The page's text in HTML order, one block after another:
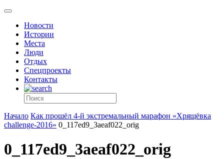
Новости
Истории
Места
Люди
Отдых
Спецпроекты
Контакты
Начало Как прошёл 4-й экстремальный марафон «Хрящёвка
challenge-2016» 0_117ed9_3aeaf022_orig
0_117ed9_3aeaf022_orig